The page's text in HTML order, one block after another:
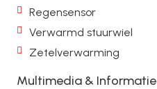
Regensensor
Verwarmd stuurwiel
Zetelverwarming
Multimedia & Informatie